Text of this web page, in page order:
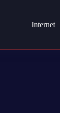
Internet